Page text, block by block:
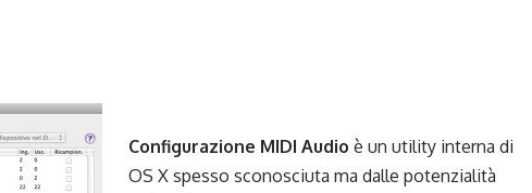
Configurazione MIDI Audio è un utility interna di
OS X spesso sconosciuta ma dalle potenzialità